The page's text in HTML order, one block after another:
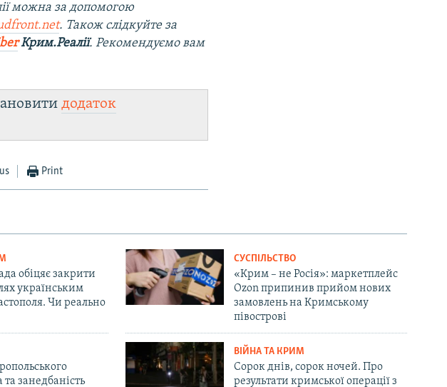
можна за допомогою
. Також слідкуйте за
Крим.Реалії. Рекомендуємо вам
додаток
Print
обіцяє закрити
українським
Чи реально
СУСПІЛЬСТВО
«Крим – не Росія»: маркетплейс
Ozon припинив прийом нових
замовлень на Кримському
півострові
занедбаність
ВІЙНА ТА КРИМ
Сорок днів, сорок ночей. Про
результати кримської операції з